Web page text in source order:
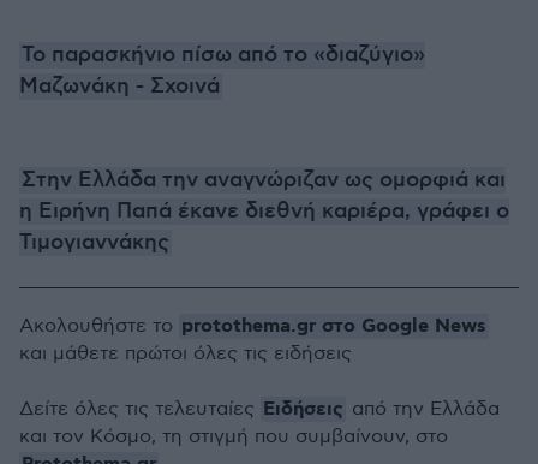
Το παρασκήνιο πίσω από το «διαζύγιο»
Μαζωνάκη - Σχοινά
Στην Ελλάδα την αναγνώριζαν ως ομορφιά και
η Ειρήνη Παπά έκανε διεθνή καριέρα, γράφει ο
Τιμογιαννάκης
Ακολουθήστε το protothema.gr στο Google News
και μάθετε πρώτοι όλες τις ειδήσεις
Δείτε όλες τις τελευταίες Ειδήσεις από την Ελλάδα
και τον Κόσμο, τη στιγμή που συμβαίνουν, στο